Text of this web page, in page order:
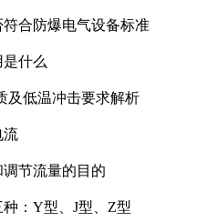
合防爆电气设备标准
什么
及低温冲击要求解析
流
节流量的目的
：Y型、J型、Z型